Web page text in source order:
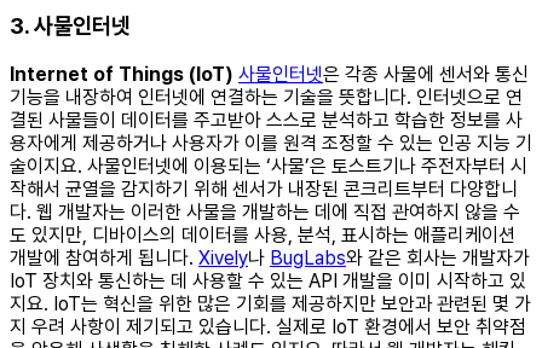
3. 사물인터넷
Internet of Things (IoT) 사물인터넷은 각종 사물에 센서와 통신
기능을 내장하여 인터넷에 연결하는 기술을 뜻합니다. 인터넷으로 연
결된 사물들이 데이터를 주고받아 스스로 분석하고 학습한 정보를 사
용자에게 제공하거나 사용자가 이를 원격 조정할 수 있는 인공 지능 기
술이지요. 사물인터넷에 이용되는 ‘사물’은 토스트기나 주전자부터 시
작해서 균열을 감지하기 위해 센서가 내장된 콘크리트부터 다양합니
다. 웹 개발자는 이러한 사물을 개발하는 데에 직접 관여하지 않을 수
도 있지만, 디바이스의 데이터를 사용, 분석, 표시하는 애플리케이션
개발에 참여하게 됩니다. Xively나 BugLabs와 같은 회사는 개발자가
IoT 장치와 통신하는 데 사용할 수 있는 API 개발을 이미 시작하고 있
지요. IoT는 혁신을 위한 많은 기회를 제공하지만 보안과 관련된 몇 가
지 우려 사항이 제기되고 있습니다. 실제로 IoT 환경에서 보안 취약점